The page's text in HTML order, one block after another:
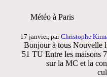
Météo à Paris
17 janvier, parChristophe
Bonjour à tous Nouvelle
51 TU Entre les maisons
sur la MC et la